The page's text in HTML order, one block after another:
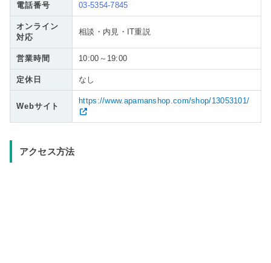
電話番号 03-5354-7845
オンライン
対応
相談・内見・IT重説
営業時間 10:00～19:00
定休日 なし
Webサイト
https://www.apamanshop.com/shop/13053101/
アクセス方法